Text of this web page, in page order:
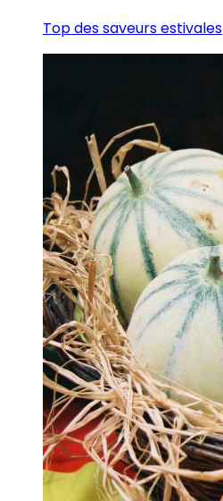
Top des saveurs estivales